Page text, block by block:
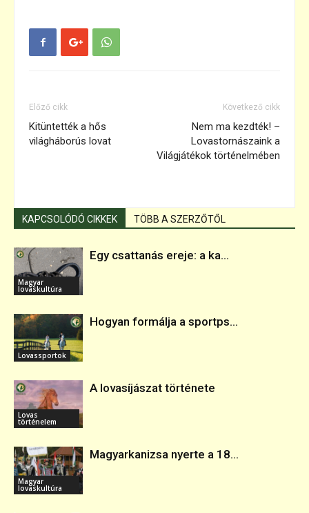
Előző cikk
Kitüntették a hős
világháborús lovat
Következő cikk
Nem ma kezdték! –
Lovastornászaink a
Világjátékok történelmében
KAPCSOLÓDÓ CIKKEK TÖBB A SZERZŐTŐL
Magyar
lovaskultúra
Egy csattanás ereje: a ka...
Lovassportok
Hogyan formálja a sportps...
Lovas
történelem
A lovasíjászat története
Magyar
lovaskultúra
Magyarkanizsa nyerte a 18...